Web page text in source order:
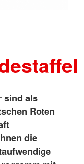
sind als
Roten
die